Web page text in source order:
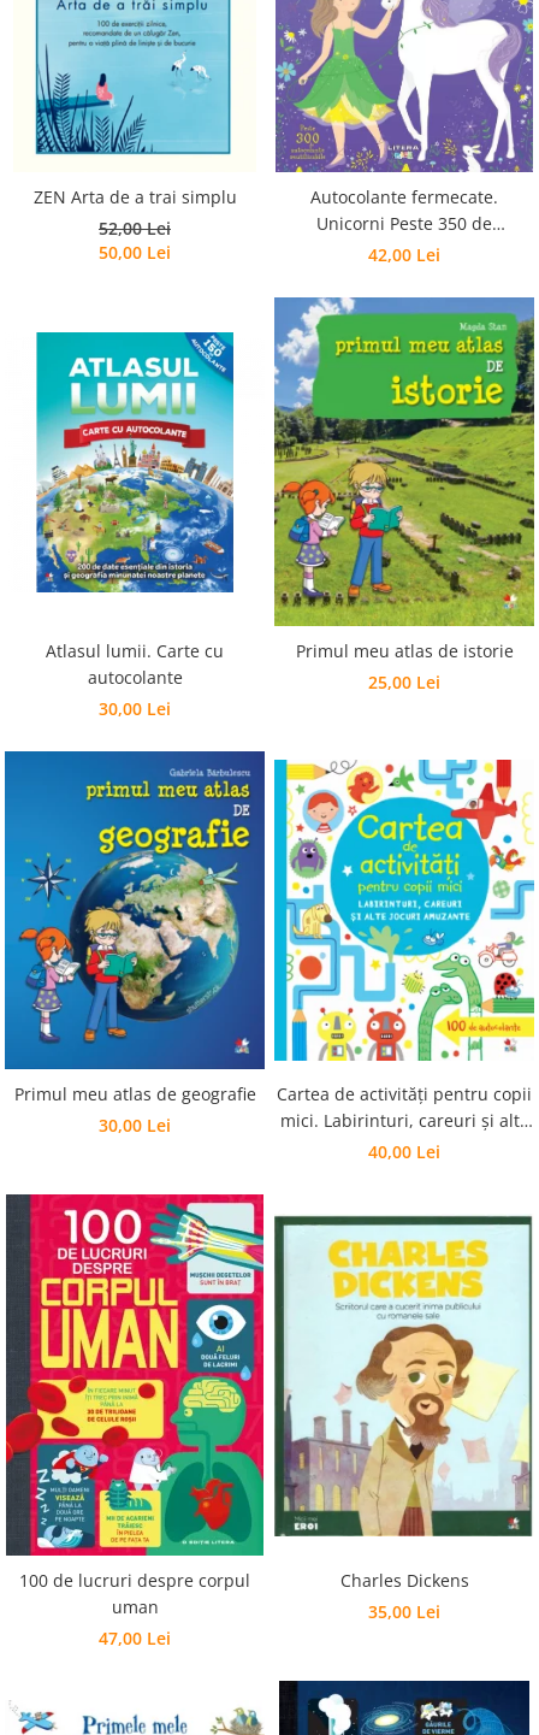
Reviste
Știință si natură
Vârstă
10+ ani
toate vârstele
Editura Univers
Cera
Editura Aramis
Editura Arthur
Editura Bookzone
Editura Cartemma
Editura Casa
Editura Corint
Editura Frontiera
Editura Gama
Editura Kreativ
Editura Litera
Editura Lizuka Educativ
Editura Nemira
Editura Nomina
Editura Pandora M
Editura Portocala Albastră
Editura Scriptum
Editura Sophia
Editura Vellant
Editura Verba
ZEN Arta de a trai simplu
52,00 Lei
50,00 Lei
Autocolante fermecate.
Unicorni Peste 350 de
autocolante reutilizabile
42,00 Lei
Atlasul lumii. Carte cu
autocolante
30,00 Lei
Primul meu atlas de istorie
25,00 Lei
Primul meu atlas de geografie
30,00 Lei
Cartea de activități pentru copii
mici. Labirinturi, careuri și alte
jocuri amuzante
40,00 Lei
100 de lucruri despre corpul
uman
47,00 Lei
Charles Dickens
35,00 Lei